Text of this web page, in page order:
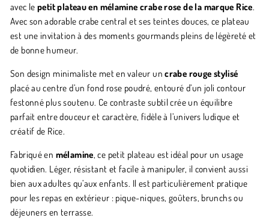
avec lepetit plateau en mélamine crabe rose de la marque Rice.
Avec son adorable crabe central et ses teintes douces, ce plateau
est une invitation à des moments gourmands pleins de légèreté et
de bonne humeur.
Son design minimaliste met en valeur uncrabe rouge stylisé
placé au centre d’un fond rose poudré, entouré d’un joli contour
festonné plus soutenu. Ce contraste subtil crée un équilibre
parfait entre douceur et caractère, fidèle à l’univers ludique et
créatif de Rice.
Fabriqué en mélamine, ce petit plateau est idéal pour un usage
quotidien. Léger, résistant et facile à manipuler, il convient aussi
bien aux adultes qu’aux enfants. Il est particulièrement pratique
pour les repas en extérieur : pique-niques, goûters, brunchs ou
déjeuners en terrasse.